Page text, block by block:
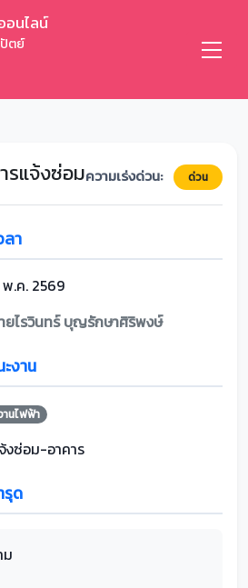
อนไลน์
ตย์
รแจ้งซ่อมความเร่งด่วน: ด่วน
ลา
.ค. 2569
ยไรวินทร์ บุญรักษาศิริพงษ์
งาน
านไฟฟ้า
งซ่อม-อาคาร
รุด